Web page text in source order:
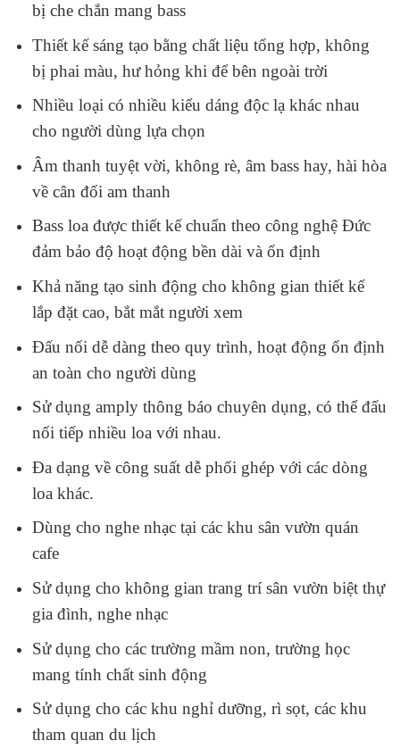
bị che chắn mang bass
Thiết kế sáng tạo bằng chất liệu tổng hợp, không
bị phai màu, hư hỏng khi để bên ngoài trời
Nhiều loại có nhiều kiểu dáng độc lạ khác nhau
cho người dùng lựa chọn
Âm thanh tuyệt vời, không rè, âm bass hay, hài hòa
về cân đối am thanh
Bass loa được thiết kế chuẩn theo công nghệ Đức
đảm bảo độ hoạt động bền dài và ổn định
Khả năng tạo sinh động cho không gian thiết kế
lắp đặt cao, bắt mắt người xem
Đấu nối dễ dàng theo quy trình, hoạt động ổn định
an toàn cho người dùng
Sử dụng amply thông báo chuyên dụng, có thể đấu
nối tiếp nhiều loa với nhau.
Đa dạng về công suất dễ phối ghép với các dòng
loa khác.
Dùng cho nghe nhạc tại các khu sân vườn quán
cafe
Sử dụng cho không gian trang trí sân vườn biệt thự
gia đình, nghe nhạc
Sử dụng cho các trường mầm non, trường học
mang tính chất sinh động
Sử dụng cho các khu nghỉ dưỡng, rì sọt, các khu
tham quan du lịch